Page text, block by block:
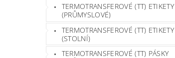
TERMOTRANSFEROVÉ (TT) ETIKETY
(PRŮMYSLOVÉ)
TERMOTRANSFEROVÉ (TT) ETIKETY
(STOLNÍ)
TERMOTRANSFEROVÉ (TT) PÁSKY